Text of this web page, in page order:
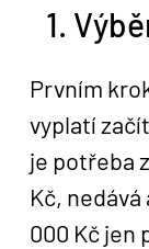
1.
Prvním
vyplatí
je potřeba
Kč,
000 Kč jen